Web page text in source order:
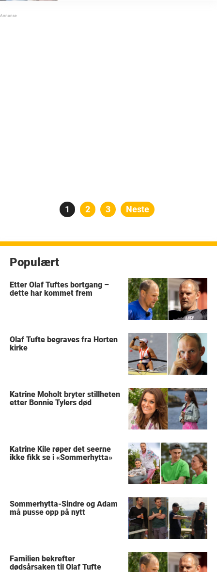
Posts
Side
1 Side
2 Side
3 Neste
Populært
Etter Olaf Tuftes bortgang –
dette har kommet frem
Olaf Tufte begraves fra Horten
kirke
Katrine Moholt bryter stillheten
etter Bonnie Tylers død
Katrine Kile røper det seerne
ikke fikk se i «Sommerhytta»
Sommerhytta-Sindre og Adam
må pusse opp på nytt
Familien bekrefter
dødsårsaken til Olaf Tufte